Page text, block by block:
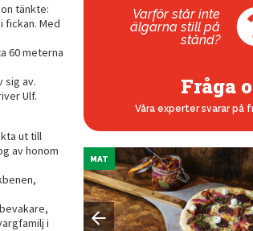
tänkte:
fickan. Med
60 meterna
sig av.
Ulf.
ut till
av honom
i
Varför står inte
älgarna still på
stånd?
Fråga
Våra experter svarar på
MAT